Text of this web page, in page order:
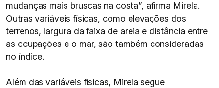
mudanças mais bruscas na costa”, afirma Mirela.
Outras variáveis físicas, como elevações dos
terrenos, largura da faixa de areia e distância entre
as ocupações e o mar, são também consideradas
no índice.
Além das variáveis físicas, Mirela segue